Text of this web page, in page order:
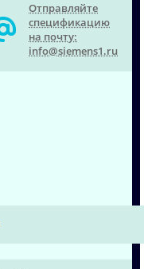
Отправляйте
спецификацию
на почту:
info@siemens1.ru